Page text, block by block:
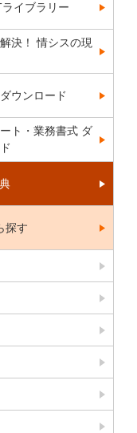
イブラリー
決！ 情シスの現
ウンロード
ト・業務書式 ダ
探す